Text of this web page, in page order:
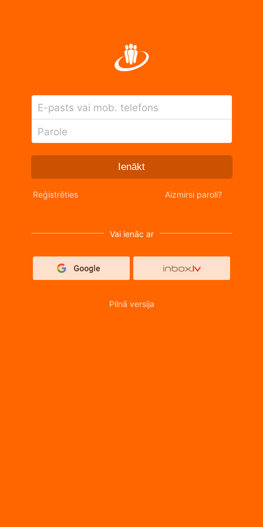
E-pasts vai mob. telefons
Parole
Ienākt
Reģistrēties Aizmirsi paroli?
Vai ienāc ar
Pilnā versija